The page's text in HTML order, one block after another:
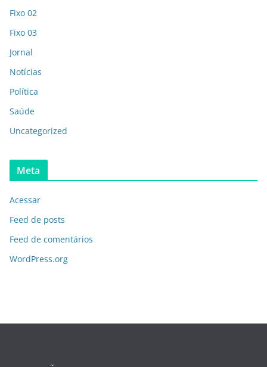
Fixo 02
Fixo 03
Jornal
Notícias
Política
Saúde
Uncategorized
Meta
Acessar
Feed de posts
Feed de comentários
WordPress.org